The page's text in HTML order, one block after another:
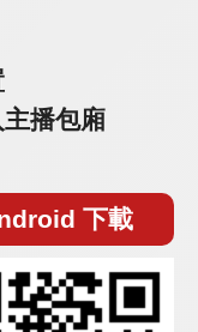
播包廂
下載